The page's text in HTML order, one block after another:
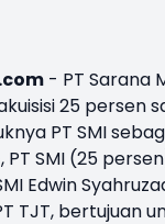
- PT Sarana
25 persen
PT SMI
PT SMI (25
Edwin
TJT, bertujuan